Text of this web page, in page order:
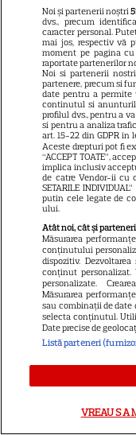
11
29
Noi și partenerii noștri
dvs., precum
caracter personal.
mai jos, respectiv vă
moment pe pagina
raportate partenerilor
Noi si partenerii
partenere, precum si
date pentru a permite
continutul si
profilul dvs., pentru a
si pentru a analiza
art. 15-22 din GDPR in
Aceste drepturi pot fi
“ACCEPT TOATE”,
implica inclusiv
de catre Vendor-ii cu
SETARILE
putin cele legate de
ului.
Atât noi, cât și
Măsurarea
conținutului
dispozitiv.
conținut personalizat.
personalizate.
Măsurarea
sau combinații de date
selecta conținutul.
Date precise de
Listă parteneri
VREAU SA